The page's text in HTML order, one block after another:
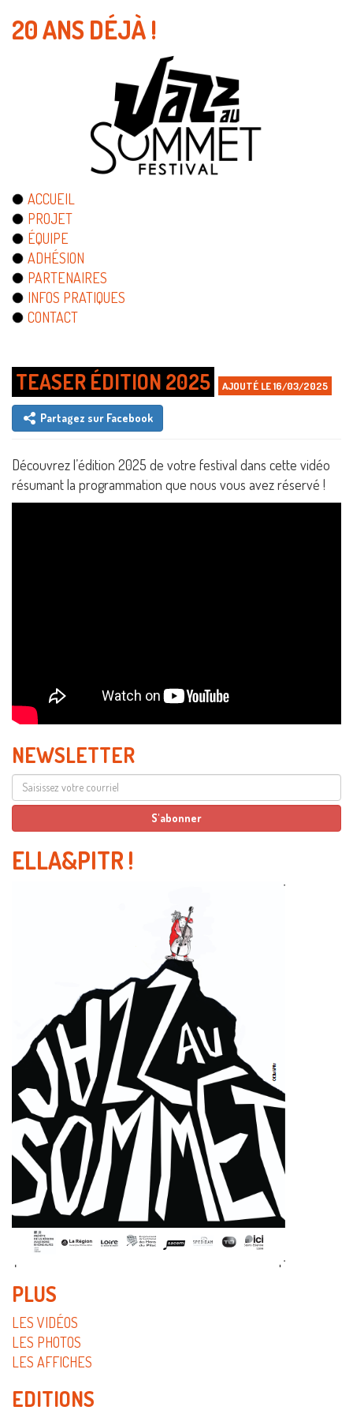
20 ANS DÉJÀ !
ACCUEIL
PROJET
ÉQUIPE
ADHÉSION
PARTENAIRES
INFOS PRATIQUES
CONTACT
TEASER ÉDITION 2025 AJOUTÉ LE 16/03/2025
Partagez sur Facebook
Découvrez l’édition 2025 de votre festival dans cette vidéo
résumant la programmation que nous vous avez réservé !
NEWSLETTER
ELLA&PITR !
PLUS
LES VIDÉOS
LES PHOTOS
LES AFFICHES
EDITIONS